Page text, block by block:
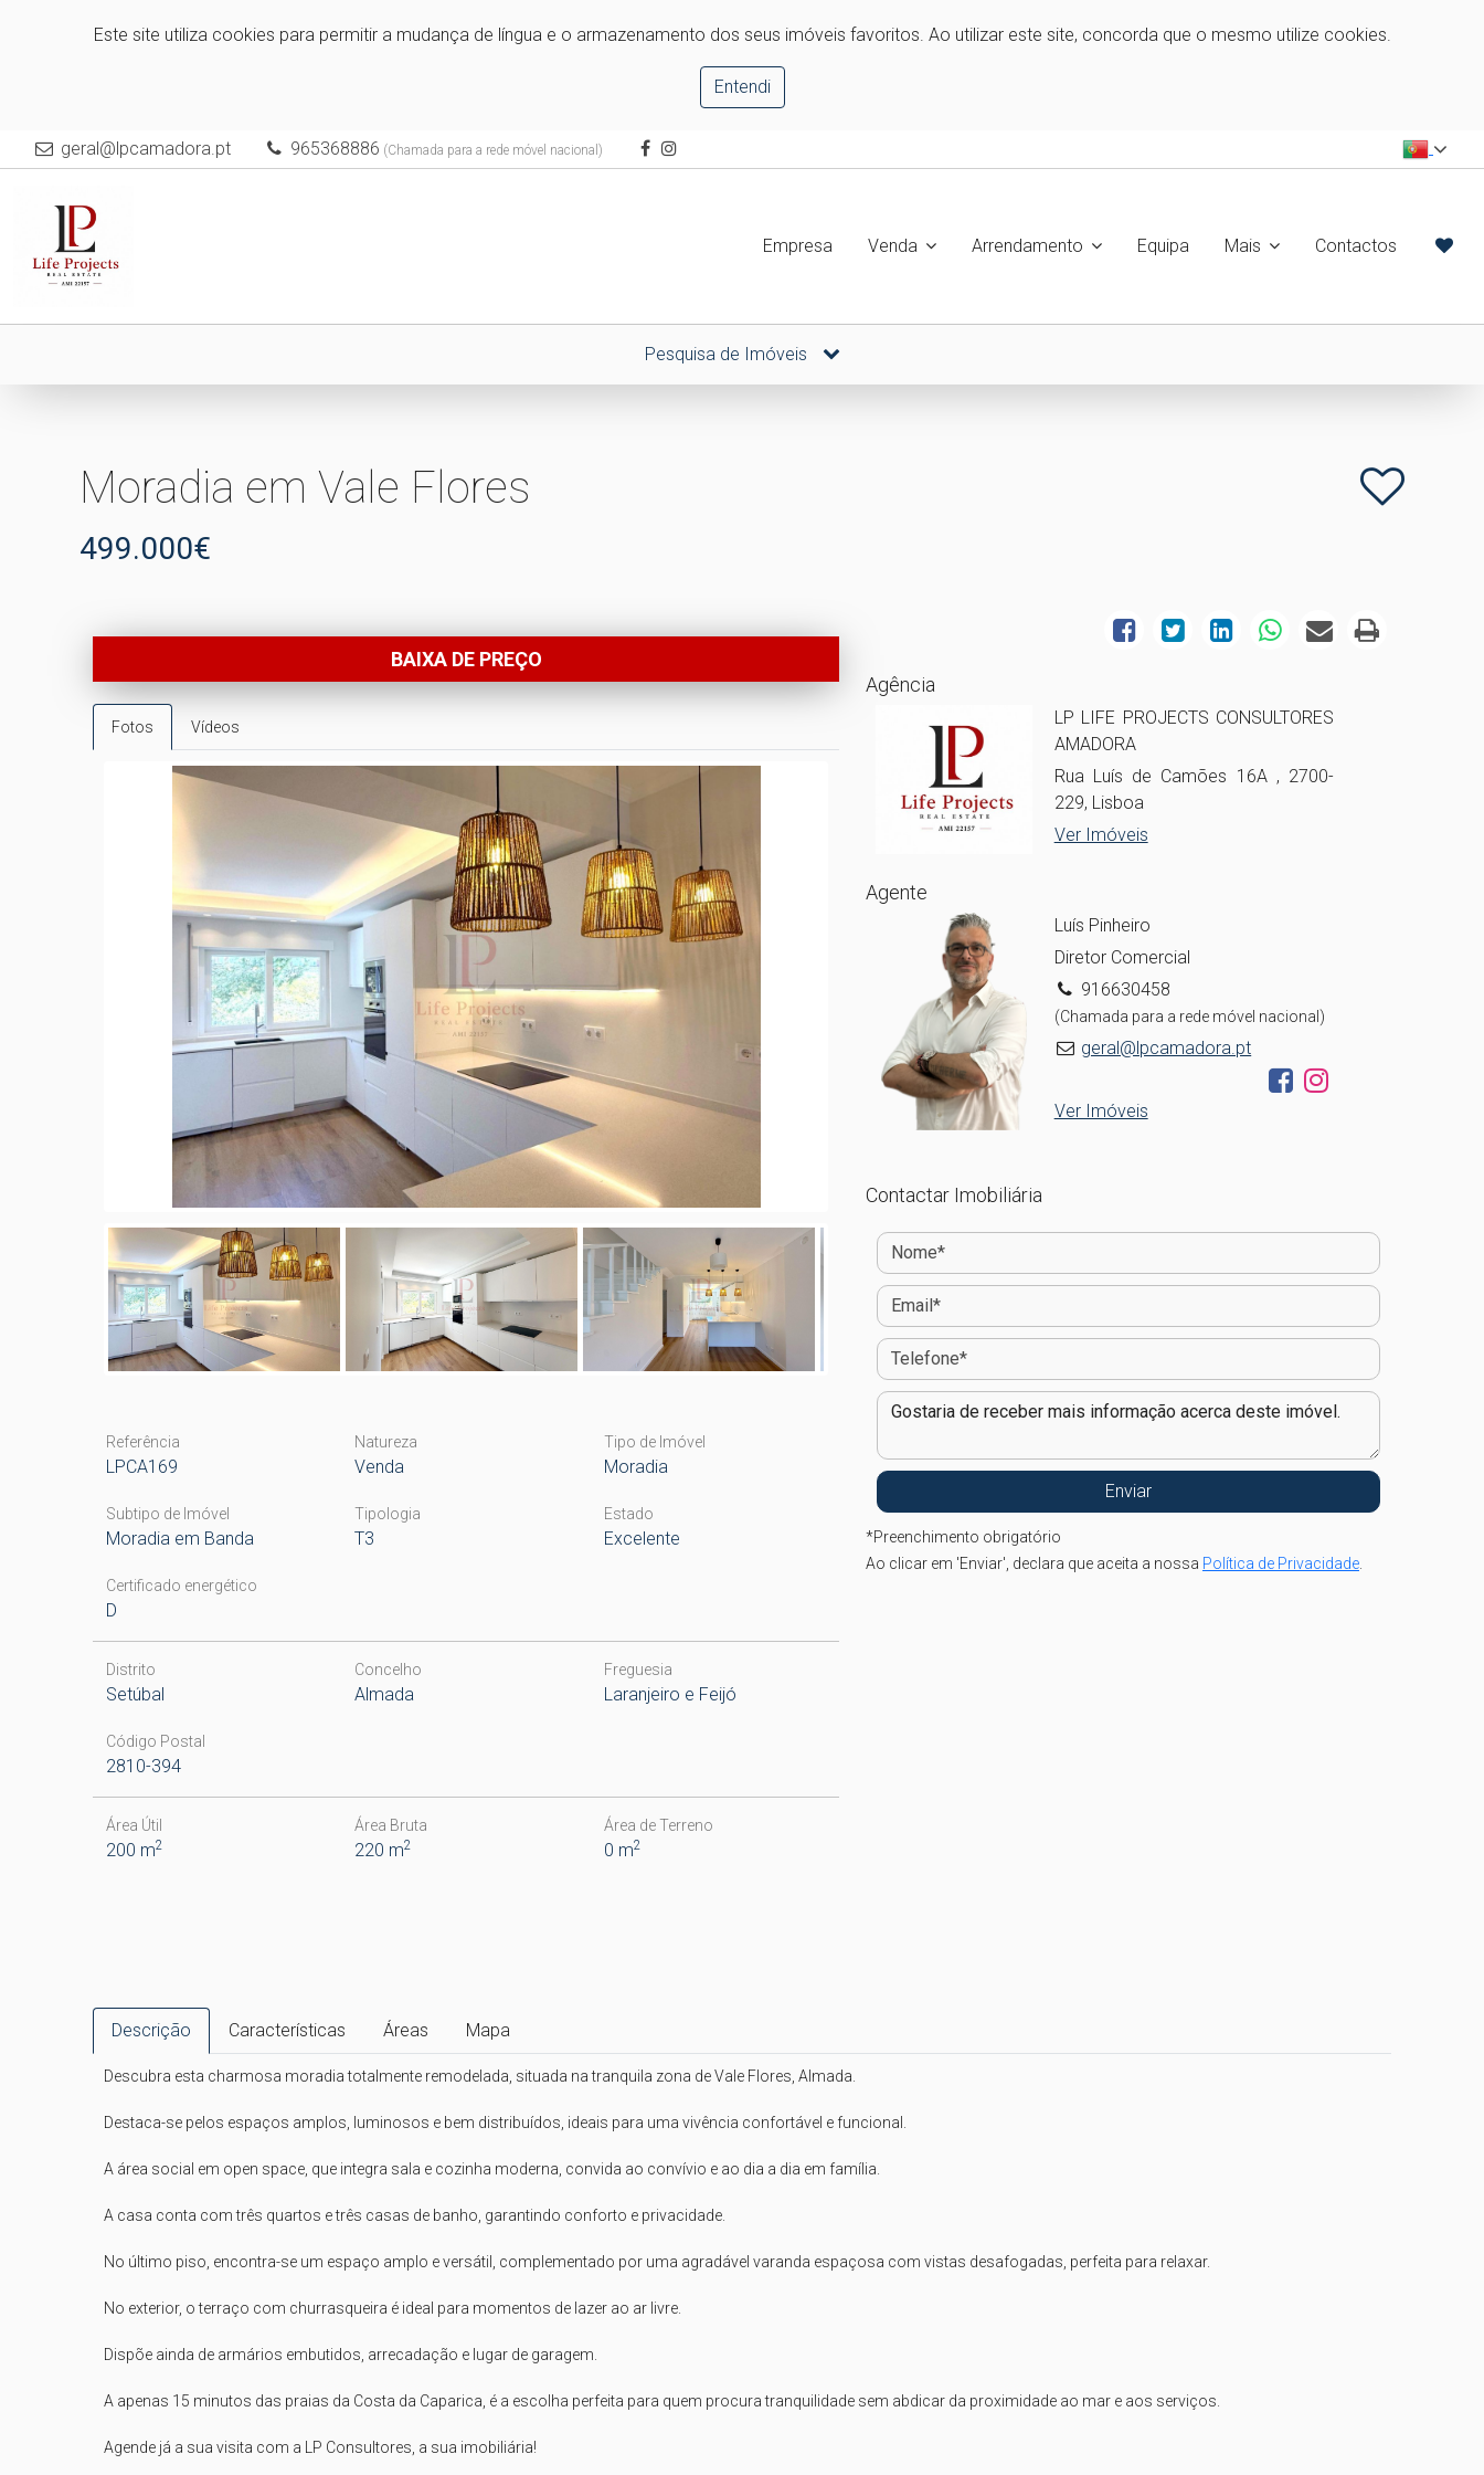
Este site utiliza cookies para permitir a mudança de língua e o armazenamento dos seus imóveis favoritos. Ao utilizar este site, concorda que o mesmo utilize cookies.
Entendi
geral@lpcamadora.pt 965368886 (Chamada para a rede móvel nacional)
Empresa Venda Arrendamento Equipa Mais Contactos
Pesquisa de Imóveis
Moradia em Vale Flores
499.000€
BAIXA DE PREÇO
Fotos Vídeos
Referência
LPCA169
Natureza
Venda
Tipo de Imóvel
Moradia
Subtipo de Imóvel
Moradia em Banda
Tipologia
T3
Estado
Excelente
Certificado energético
D
Distrito
Setúbal
Concelho
Almada
Freguesia
Laranjeiro e Feijó
Código Postal
2810-394
Área Útil
200 m2
Área Bruta
220 m2
Área de Terreno
0 m2
Agência
LP LIFE PROJECTS CONSULTORES
AMADORA
Rua Luís de Camões 16A , 2700-
229, Lisboa
Ver Imóveis
Agente
Luís Pinheiro
Diretor Comercial
916630458
(Chamada para a rede móvel nacional)
geral@lpcamadora.pt
Ver Imóveis
Contactar Imobiliária
*Preenchimento obrigatório
Ao clicar em 'Enviar', declara que aceita a nossa Política de Privacidade
Descrição Características Áreas Mapa
Descubra esta charmosa moradia totalmente remodelada, situada na tranquila zona de Vale Flores, Almada.
Destaca-se pelos espaços amplos, luminosos e bem distribuídos, ideais para uma vivência confortável e funcional.
A área social em open space, que integra sala e cozinha moderna, convida ao convívio e ao dia a dia em família.
A casa conta com três quartos e três casas de banho, garantindo conforto e privacidade.
No último piso, encontra-se um espaço amplo e versátil, complementado por uma agradável varanda espaçosa com vistas desafogadas, perfeita para relaxar.
No exterior, o terraço com churrasqueira é ideal para momentos de lazer ao ar livre.
Dispõe ainda de armários embutidos, arrecadação e lugar de garagem.
A apenas 15 minutos das praias da Costa da Caparica, é a escolha perfeita para quem procura tranquilidade sem abdicar da proximidade ao mar e aos serviços.
Agende já a sua visita com a LP Consultores, a sua imobiliária!